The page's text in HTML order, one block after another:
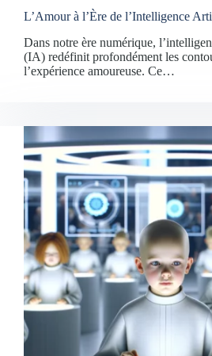
L’Amour à l’Ère de l’Intelligence
Dans notre ère numérique,
(IA) redéfinit profondément les
l’expérience amoureuse. Ce…